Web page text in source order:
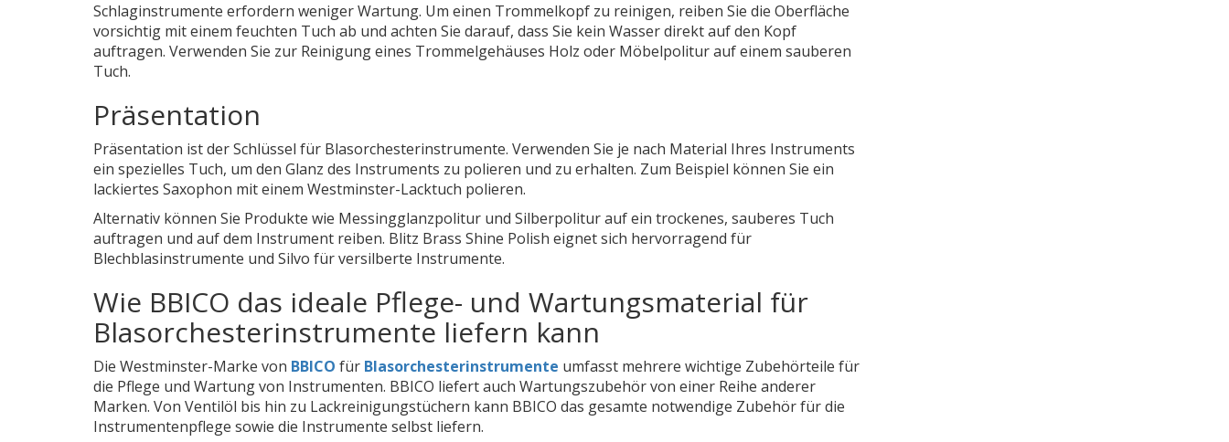
Schlaginstrumente erfordern weniger Wartung. Um einen Trommelkopf zu reinigen, reiben Sie die Oberfläche
vorsichtig mit einem feuchten Tuch ab und achten Sie darauf, dass Sie kein Wasser direkt auf den Kopf
auftragen. Verwenden Sie zur Reinigung eines Trommelgehäuses Holz oder Möbelpolitur auf einem sauberen
Tuch.
Präsentation
Präsentation ist der Schlüssel für Blasorchesterinstrumente. Verwenden Sie je nach Material Ihres Instruments
ein spezielles Tuch, um den Glanz des Instruments zu polieren und zu erhalten. Zum Beispiel können Sie ein
lackiertes Saxophon mit einem Westminster-Lacktuch polieren.
Alternativ können Sie Produkte wie Messingglanzpolitur und Silberpolitur auf ein trockenes, sauberes Tuch
auftragen und auf dem Instrument reiben. Blitz Brass Shine Polish eignet sich hervorragend für
Blechblasinstrumente und Silvo für versilberte Instrumente.
Wie BBICO das ideale Pflege- und Wartungsmaterial für
Blasorchesterinstrumente liefern kann
Die Westminster-Marke von BBICO für Blasorchesterinstrumente umfasst mehrere wichtige Zubehörteile für
die Pflege und Wartung von Instrumenten. BBICO liefert auch Wartungszubehör von einer Reihe anderer
Marken. Von Ventilöl bis hin zu Lackreinigungstüchern kann BBICO das gesamte notwendige Zubehör für die
Instrumentenpflege sowie die Instrumente selbst liefern.